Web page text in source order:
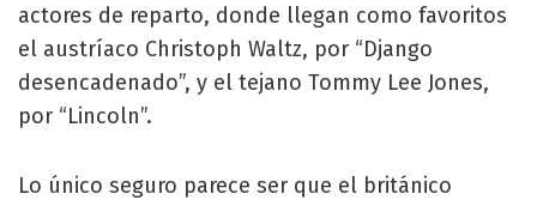
actores de reparto, donde llegan como favoritos
el austríaco Christoph Waltz, por “Django
desencadenado”, y el tejano Tommy Lee Jones,
por “Lincoln”.
Lo único seguro parece ser que el británico